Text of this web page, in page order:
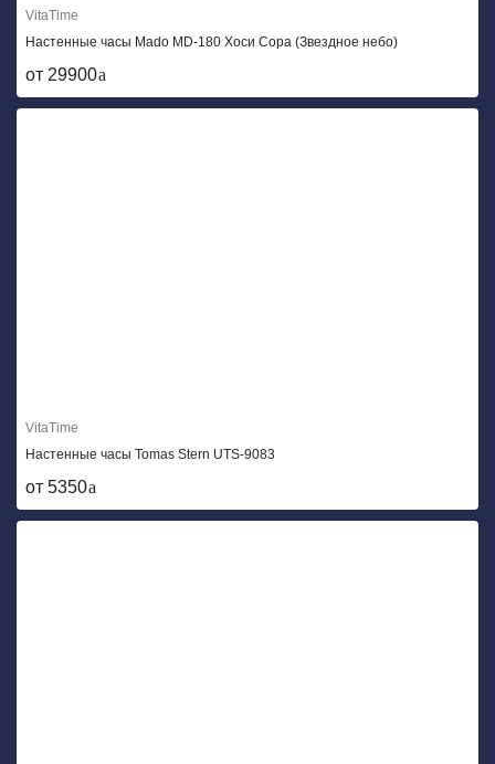
VitaTime
Настенные часы Mado MD-180 Хоси Сора (Звездное небо)
от 29900
VitaTime
Настенные часы Tomas Stern UTS-9083
от 5350